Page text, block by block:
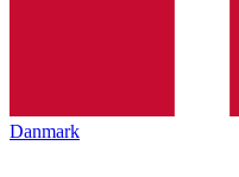
Danmark